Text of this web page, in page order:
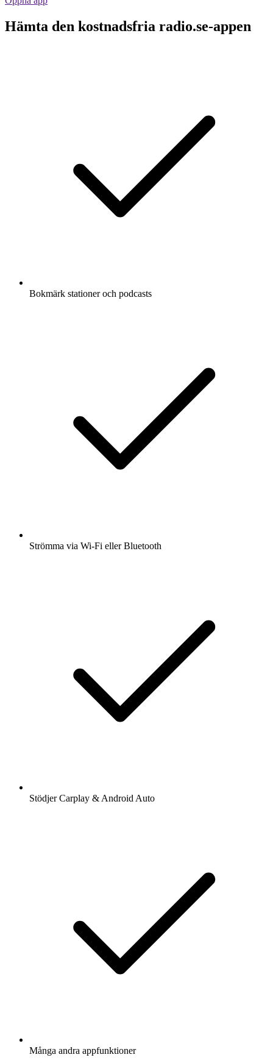
Hämta den kostnadsfria radio.se-appen
Bokmärk stationer och podcasts
Strömma via Wi-Fi eller Bluetooth
Stödjer Carplay & Android Auto
Många andra appfunktioner